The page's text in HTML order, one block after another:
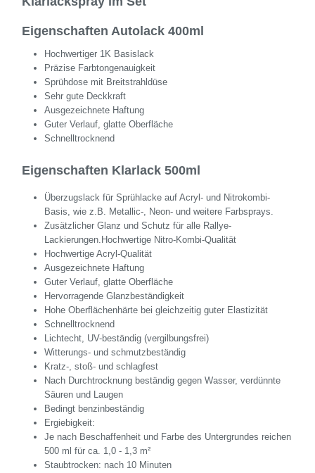
Eigenschaften Autolack 400ml
Hochwertiger 1K Basislack
Präzise Farbtongenauigkeit
Sprühdose mit Breitstrahldüse
Sehr gute Deckkraft
Ausgezeichnete Haftung
Guter Verlauf, glatte Oberfläche
Schnelltrocknend
Eigenschaften Klarlack 500ml
Überzugslack für Sprühlacke auf Acryl- und Nitrokombi-
Basis, wie z.B. Metallic-, Neon- und weitere Farbsprays.
Zusätzlicher Glanz und Schutz für alle Rallye-
Lackierungen.Hochwertige Nitro-Kombi-Qualität
Hochwertige Acryl-Qualität
Ausgezeichnete Haftung
Guter Verlauf, glatte Oberfläche
Hervorragende Glanzbeständigkeit
Hohe Oberflächenhärte bei gleichzeitig guter Elastizität
Schnelltrocknend
Lichtecht, UV-beständig (vergilbungsfrei)
Witterungs- und schmutzbeständig
Kratz-, stoß- und schlagfest
Nach Durchtrocknung beständig gegen Wasser, verdünnte
Säuren und Laugen
Bedingt benzinbeständig
Ergiebigkeit:
Je nach Beschaffenheit und Farbe des Untergrundes reichen
500 ml für ca. 1,0 - 1,3 m²
Staubtrocken: nach 10 Minuten